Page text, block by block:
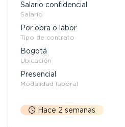
Salario confidencial
Salario
Por obra o labor
Tipo de contrato
Bogotá
Ubicación
Presencial
Modalidad laboral
Hace 2 semanas